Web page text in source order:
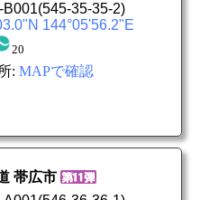
B001(545-35-35-2)
144°05'56.2"E
20
: MAPで確認
帯広市